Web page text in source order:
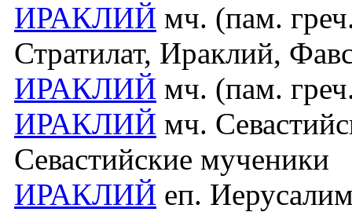
ИРАКЛИЙ мч. (пам.
Стратилат, Ираклий,
ИРАКЛИЙ мч. (пам.
ИРАКЛИЙ мч.
Севастийские мученики
ИРАКЛИЙ еп.